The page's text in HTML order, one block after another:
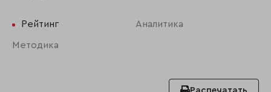
Рейтинг Аналитика
Методика